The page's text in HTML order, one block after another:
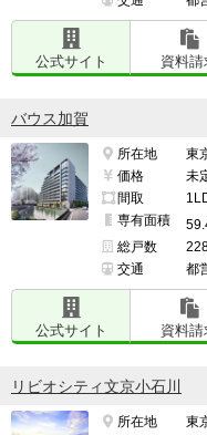
公式サイト 資料請
バウス加賀
所在地
東
価格
未
間取
専有面積
総戸数
交通
都
公式サイト 資料請
リビオシティ文京小石川
所在地
東